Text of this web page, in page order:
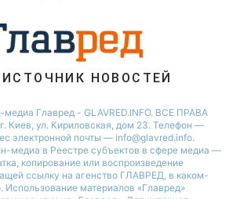
НОВОСТЕЙ
Главред - GLAVRED.INFO. ВСЕ ПРАВА
ул. Кириловская, дом 23. Телефон —
электронной почты — info@glavred.info.
медиа в Реестре cубъектов в сфере медиа —
копирование или воспроизведение
ссылку на агенство ГЛАВРЕД, в каком-
Использование материалов «Главред»